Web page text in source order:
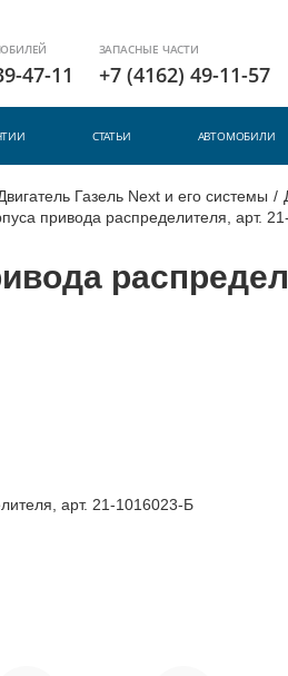
47-11
ЗАПАСНЫЕ ЧАСТИ
+7 (4162) 49-11-57
СТАТЬИ АВТОМОБИЛИ
Газель Next и его системы /
привода распределителя, арт.